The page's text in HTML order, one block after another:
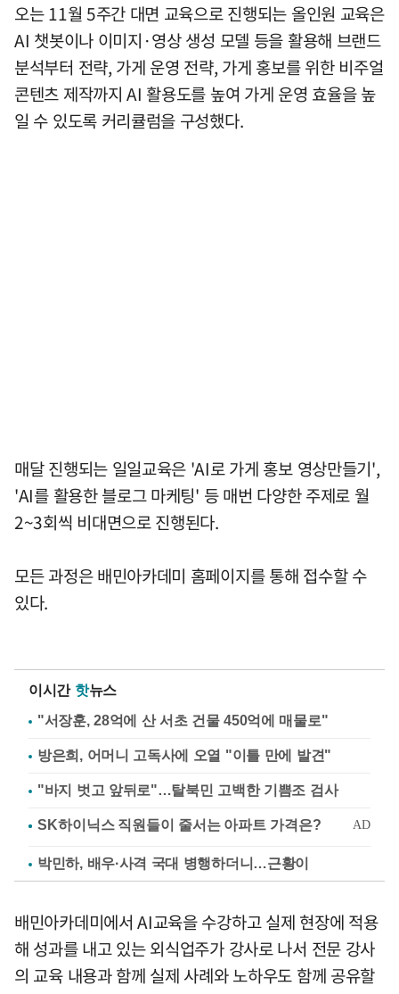
오는 11월 5주간 대면 교육으로 진행되는 올인원 교육은
AI 챗봇이나 이미지·영상 생성 모델 등을 활용해 브랜드
분석부터 전략, 가게 운영 전략, 가게 홍보를 위한 비주얼
콘텐츠 제작까지 AI 활용도를 높여 가게 운영 효율을 높
일 수 있도록 커리큘럼을 구성했다.
매달 진행되는 일일교육은 'AI로 가게 홍보 영상만들기',
'AI를 활용한 블로그 마케팅' 등 매번 다양한 주제로 월
2~3회씩 비대면으로 진행된다.
모든 과정은 배민아카데미 홈페이지를 통해 접수할 수
있다.
이시간 핫뉴스
"서장훈, 28억에 산 서초 건물 450억에 매물로"
방은희, 어머니 고독사에 오열 "이틀 만에 발견"
"바지 벗고 앞뒤로"…탈북민 고백한 기쁨조 검사
박민하, 배우·사격 국대 병행하더니…근황이
배민아카데미에서 AI교육을 수강하고 실제 현장에 적용
해 성과를 내고 있는 외식업주가 강사로 나서 전문 강사
의 교육 내용과 함께 실제 사례와 노하우도 함께 공유할